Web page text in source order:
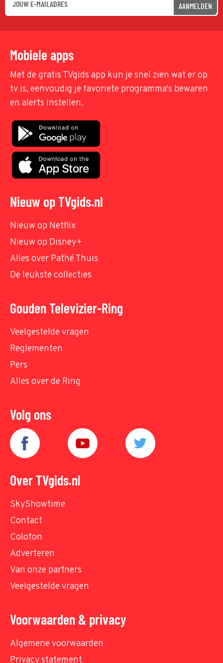
AANMELDEN
Mobiele apps
Met de gratis TVgids app kun je snel zien wat er op
tv is, eenvoudig je favoriete programma's bewaren
en alerts instellen.
Nieuw op TVgids.nl
Nieuw op Netflix
Nieuw op Disney+
Alles over Pathé Thuis
De leukste collecties
Gouden Televizier-Ring
Veelgestelde vragen
Reglementen
Pers
Alles over de Ring
Volg ons
Over TVgids.nl
SkyShowtime
Contact
Colofon
Adverteren
Van onze partners
Veelgestelde vragen
Voorwaarden & privacy
Algemene voorwaarden
Privacy statement